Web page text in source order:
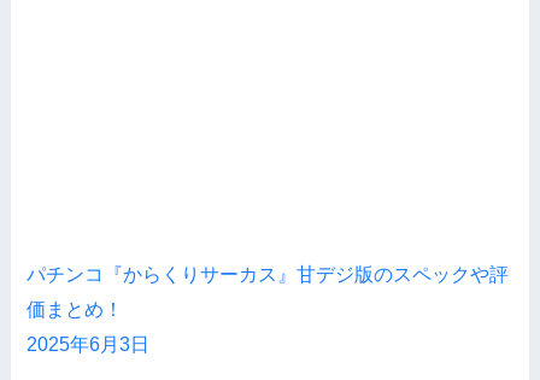
パチンコ『からくりサーカス』甘デジ版のスペックや評
価まとめ！
2025年6月3日